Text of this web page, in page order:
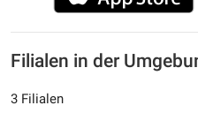
Filialen in der
3 Filialen